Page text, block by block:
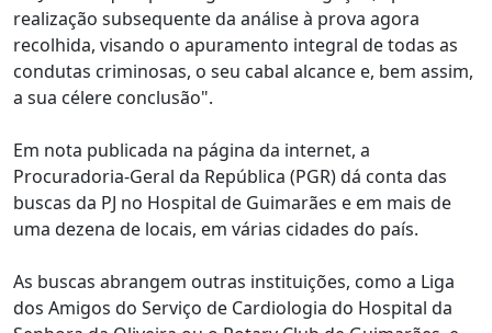
realização subsequente da análise à prova agora
recolhida, visando o apuramento integral de todas as
condutas criminosas, o seu cabal alcance e, bem assim,
a sua célere conclusão".
Em nota publicada na página da internet, a
Procuradoria-Geral da República (PGR) dá conta das
buscas da PJ no Hospital de Guimarães e em mais de
uma dezena de locais, em várias cidades do país.
As buscas abrangem outras instituições, como a Liga
dos Amigos do Serviço de Cardiologia do Hospital da